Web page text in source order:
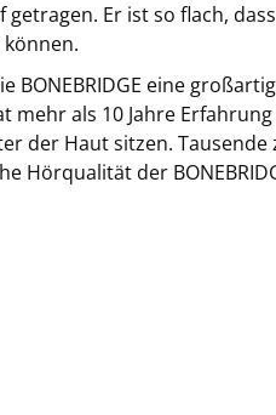
Er ist so flach,
BONEBRIDGE eine
mehr als 10 Jahre
der Haut sitzen. Tausende
Hörqualität der